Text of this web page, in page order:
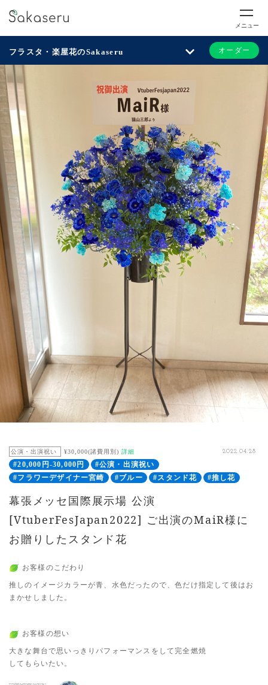
メニュー
フラスタ・楽屋花のSakaseru オーダー
公演・出演祝い ¥30,000(諸費用別) 詳細 2022.04.28
#20,000円-30,000円
#公演・出演祝い
#フラワーデザイナー宮崎
#ブルー #スタンド花 #推し花
幕張メッセ国際展示場 公演
[VtuberFesJapan2022] ご出演のMaiR様に
お贈りしたスタンド花
お客様のこだわり
推しのイメージカラーが青、水色だったので、色だけ指定して後はお
まかせしました。
お客様の想い
大きな舞台で思いっきりパフォーマンスをして完全燃焼
してもらいたい。